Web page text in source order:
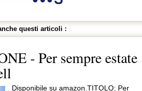
questi articoli :
- Per sempre estate
Disponibile su amazon.TITOLO: Per